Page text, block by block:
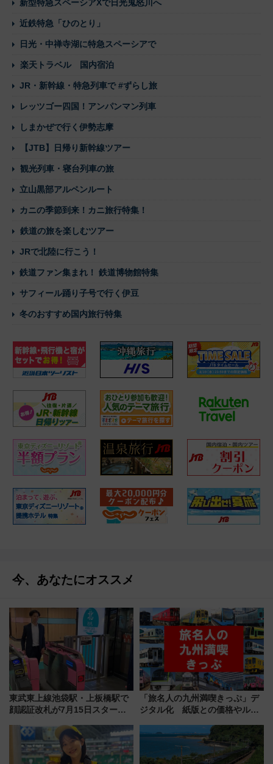
新型特急スペーシアXで日光鬼怒川へ
近鉄特急「ひのとり」
日光・中禅寺湖に特急スペーシアで
楽天トラベル 国内宿泊
JR・新幹線・特急列車で #ずらし旅
レッツゴー四国！アンパンマン列車
しまかぜで行く伊勢志摩
【JTB】日帰り新幹線ツアー
観光列車・寝台列車の旅
立山黒部アルペンルート
カニの季節到来！カニ旅行特集！
鉄道の旅を楽しむツアー
JRで北陸に行こう！
鉄道ファン集まれ！ 鉄道博物館特集
サフィール踊り子号で行く伊豆
冬のおすすめ国内旅行特集
今、あなたにオススメ
東武東上線池袋駅・上板橋駅で
顔認証改札が7月15日スター
でシームレスに
「旅名人の九州満喫きっぷ」デ
ジタル化 紙版との価格やルー